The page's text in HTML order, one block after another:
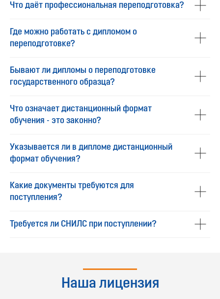
Что даёт профессиональная переподготовка?
Где можно работать с дипломом о
переподготовке?
Бывают ли дипломы о переподготовке
государственного образца?
Что означает дистанционный формат
обучения - это законно?
Указывается ли в дипломе дистанционный
формат обучения?
Какие документы требуются для
поступления?
Требуется ли СНИЛС при поступлении?
Наша лицензия